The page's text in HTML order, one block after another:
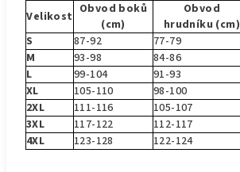
Velikost Obvod boků
(cm)
Obvod
hrudníku (cm)
S
87-92 77-79
M
93-98 84-86
L
99-104 91-93
XL
105-110 98-100
2XL
111-116 105-107
3XL
117-122 112-117
4XL
123-128 122-124